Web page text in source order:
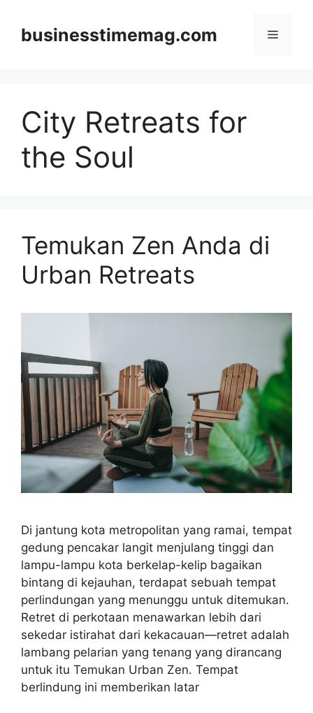
contentbusinesstimemag.com Menu
City Retreats for
the Soul
Temukan Zen Anda di
Urban Retreats
Di jantung kota metropolitan yang ramai, tempat
gedung pencakar langit menjulang tinggi dan
lampu-lampu kota berkelap-kelip bagaikan
bintang di kejauhan, terdapat sebuah tempat
perlindungan yang menunggu untuk ditemukan.
Retret di perkotaan menawarkan lebih dari
sekedar istirahat dari kekacauan—retret adalah
lambang pelarian yang tenang yang dirancang
untuk itu Temukan Urban Zen. Tempat
berlindung ini memberikan latar